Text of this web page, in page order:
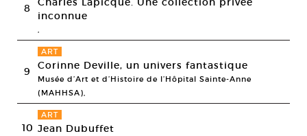
8
inconnue
,
9
ART
Corinne Deville, un univers fantastique
Musée d’Art et d’Histoire de l’Hôpital Sainte-Anne
(MAHHSA),
10
ART
Jean Dubuffet